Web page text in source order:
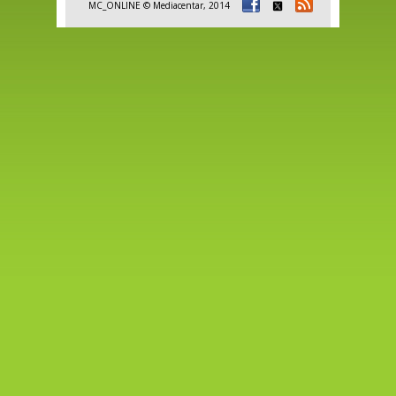
MC_ONLINE © Mediacentar, 2014